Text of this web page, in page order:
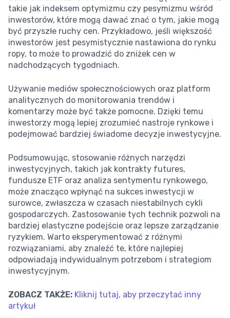
takie jak indeksem optymizmu czy pesymizmu wśród
inwestorów, które mogą dawać znać o tym, jakie mogą
być przyszłe ruchy cen. Przykładowo, jeśli większość
inwestorów jest pesymistycznie nastawiona do rynku
ropy, to może to prowadzić do zniżek cen w
nadchodzących tygodniach.
Używanie mediów społecznościowych oraz platform
analitycznych do monitorowania trendów i
komentarzy może być także pomocne. Dzięki temu
inwestorzy mogą lepiej zrozumieć nastroje rynkowe i
podejmować bardziej świadome decyzje inwestycyjne.
Podsumowując, stosowanie różnych narzędzi
inwestycyjnych, takich jak kontrakty futures,
fundusze ETF oraz analiza sentymentu rynkowego,
może znacząco wpłynąć na sukces inwestycji w
surowce, zwłaszcza w czasach niestabilnych cykli
gospodarczych. Zastosowanie tych technik pozwoli na
bardziej elastyczne podejście oraz lepsze zarządzanie
ryzykiem. Warto eksperymentować z różnymi
rozwiązaniami, aby znaleźć te, które najlepiej
odpowiadają indywidualnym potrzebom i strategiom
inwestycyjnym.
ZOBACZ TAKŻE: Kliknij tutaj, aby przeczytać inny
artykuł